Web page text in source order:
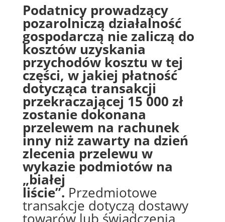
Podatnicy prowadzący
pozarolniczą działalność
gospodarczą nie zaliczą do
kosztów uzyskania
przychodów kosztu w tej
części, w jakiej płatność
dotycząca transakcji
przekraczającej 15 000 zł
zostanie dokonana
przelewem na rachunek
inny niż zawarty na dzień
zlecenia przelewu w
wykazie podmiotów na
„białej
liście”. Przedmiotowe
transakcje dotyczą dostawy